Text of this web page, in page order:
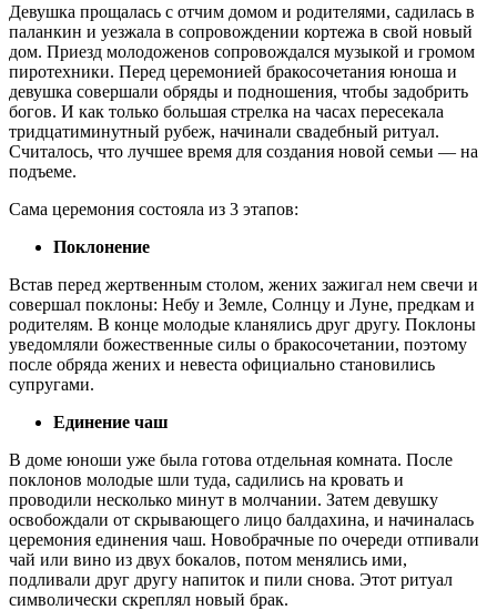
Девушка прощалась с отчим домом и родителями, садилась в
паланкин и уезжала в сопровождении кортежа в свой новый
дом. Приезд молодоженов сопровождался музыкой и громом
пиротехники. Перед церемонией бракосочетания юноша и
девушка совершали обряды и подношения, чтобы задобрить
богов. И как только большая стрелка на часах пересекала
тридцатиминутный рубеж, начинали свадебный ритуал.
Считалось, что лучшее время для создания новой семьи — на
подъеме.
Сама церемония состояла из 3 этапов:
Поклонение
Встав перед жертвенным столом, жених зажигал нем свечи и
совершал поклоны: Небу и Земле, Солнцу и Луне, предкам и
родителям. В конце молодые кланялись друг другу. Поклоны
уведомляли божественные силы о бракосочетании, поэтому
после обряда жених и невеста официально становились
супругами.
Единение чаш
В доме юноши уже была готова отдельная комната. После
поклонов молодые шли туда, садились на кровать и
проводили несколько минут в молчании. Затем девушку
освобождали от скрывающего лицо балдахина, и начиналась
церемония единения чаш. Новобрачные по очереди отпивали
чай или вино из двух бокалов, потом менялись ими,
подливали друг другу напиток и пили снова. Этот ритуал
символически скреплял новый брак.